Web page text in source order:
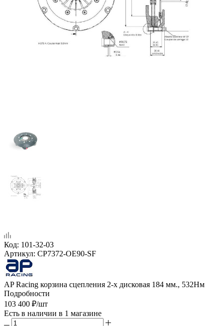
Код: 101-32-03
Артикул: CP7372-OE90-SF
AP Racing корзина сцепления 2-х дисковая 184 мм., 532Нм
Подробности
103 400 ₽/шт
Есть в наличии в 1 магазине